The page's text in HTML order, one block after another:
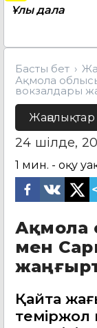
Ұлы дала
Басты бет
Ақмола
вокзалдары
Жаңалықтар
24 шілде,
1 мин. - оқу
Ақмола
мен
Қайта
теміржол